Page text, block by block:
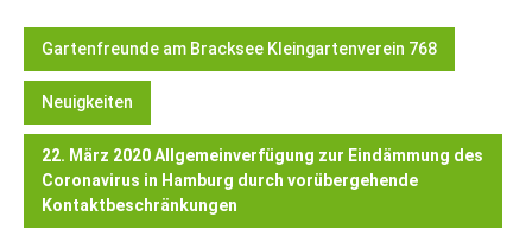
Button
Gartenfreunde am Bracksee Kleingartenverein 768
Neuigkeiten
22. März 2020 Allgemeinverfügung zur Eindämmung des
Coronavirus in Hamburg durch vorübergehende
Kontaktbeschränkungen